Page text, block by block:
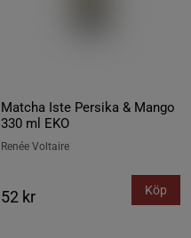
Matcha Iste Persika & Mango
330 ml EKO
Renée Voltaire
52 kr Köp